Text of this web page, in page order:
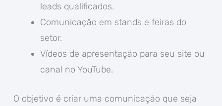
leads qualificados.
Comunicação em stands e feiras do
setor.
Vídeos de apresentação para seu site ou
canal no YouTube.
O objetivo é criar uma comunicação que seja